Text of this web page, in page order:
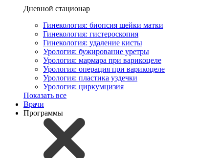
Дневной стационар
Гинекология: биопсия шейки матки
Гинекология: гистероскопия
Гинекология: удаление кисты
Урология: бужирование уретры
Урология: мармара при варикоцеле
Урология: операция при варикоцеле
Урология: пластика уздечки
Урология: циркумцизия
Показать все
Врачи
Программы